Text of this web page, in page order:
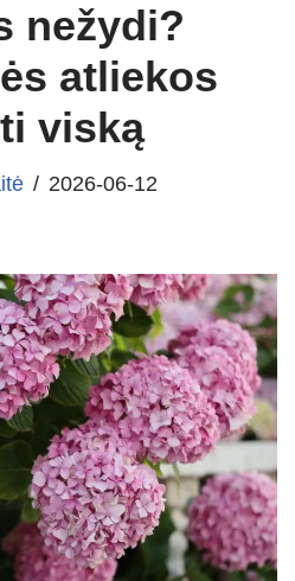
nežydi?
atliekos
viską
2026-06-12